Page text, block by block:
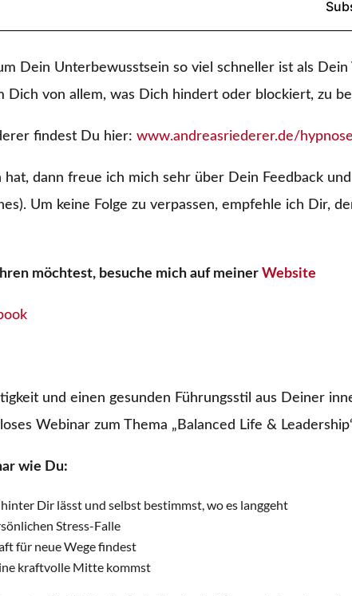
Dein Unterbewusstsein so viel schneller ist als
Dich von allem, was Dich hindert oder blockiert, zu
findest Du hier: www.andreasriederer.de/
dann freue ich mich sehr über Dein Feedback
Um keine Folge zu verpassen, empfehle ich Dir,
möchtest, besuche mich auf meiner Website
und einen gesunden Führungsstil aus Deiner
Webinar zum Thema „Balanced Life &
wie Du:
Dir lässt und selbst bestimmst, wo es langgeht
Stress-Falle
für neue Wege findest
kraftvolle Mitte kommst